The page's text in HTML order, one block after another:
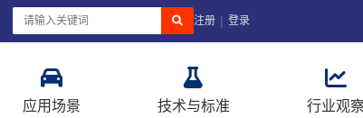
注册 | 登录
应用场景 技术与标准 行业观